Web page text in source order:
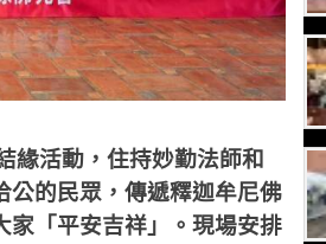
緣活動，住持妙勤法師和
公的民眾，傳遞釋迦牟尼佛
家「平安吉祥」。現場安排